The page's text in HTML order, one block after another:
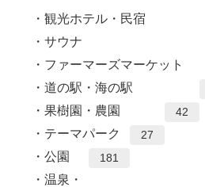
観光ホテル・民宿
サウナ
ファーマーズマーケット
道の駅・海の駅
果樹園・農園 42
テーマパーク 27
公園 181
温泉・